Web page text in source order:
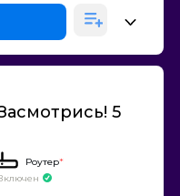
5
Роутер*